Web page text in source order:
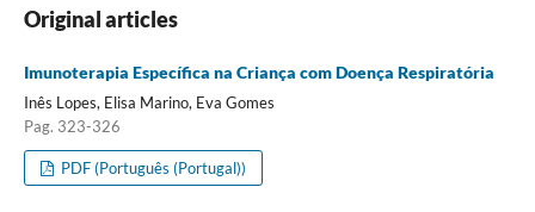
Original articles
Imunoterapia Específica na Criança com Doença Respiratória
Inês Lopes, Elisa Marino, Eva Gomes
Pag. 323-326
PDF (Português (Portugal))